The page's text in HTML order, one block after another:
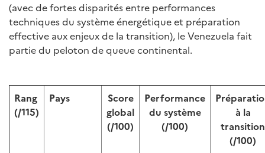
(avec de fortes disparités entre performances
techniques du système énergétique et préparation
effective aux enjeux de la transition), le Venezuela fait
partie du peloton de queue continental.
Rang
(/115)
Pays
Score
global
(/100)
Performance
du système
(/100)
à la
transition
(/100)